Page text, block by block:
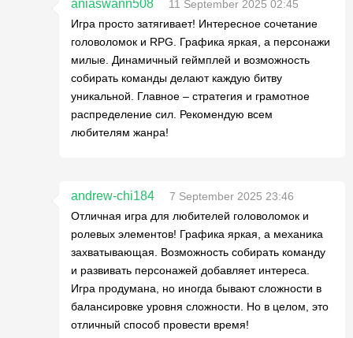
aniaswann508
11 September 2025 02:45
Игра просто затягивает! Интересное сочетание
головоломок и RPG. Графика яркая, а персонажи
милые. Динамичный геймплей и возможность
собирать команды делают каждую битву
уникальной. Главное – стратегия и грамотное
распределение сил. Рекомендую всем
любителям жанра!
andrew-chi184
7 September 2025 23:46
Отличная игра для любителей головоломок и
ролевых элементов! Графика яркая, а механика
захватывающая. Возможность собирать команду
и развивать персонажей добавляет интереса.
Игра продумана, но иногда бывают сложности в
балансировке уровня сложности. Но в целом, это
отличный способ провести время!